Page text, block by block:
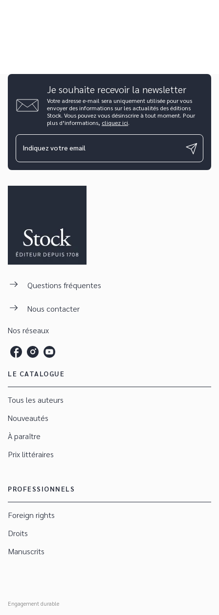
Je souhaite recevoir la newsletter
Votre adresse e-mail sera uniquement utilisée pour vous
envoyer des informations sur les actualités des éditions
Stock. Vous pouvez vous désinscrire à tout moment. Pour
plus d’informations, cliquez ici.
Indiquez votre email
Questions fréquentes
Nous contacter
Nos réseaux
LE CATALOGUE
Tous les auteurs
Nouveautés
À paraître
Prix littéraires
PROFESSIONNELS
Foreign rights
Droits
Manuscrits
Engagement durable